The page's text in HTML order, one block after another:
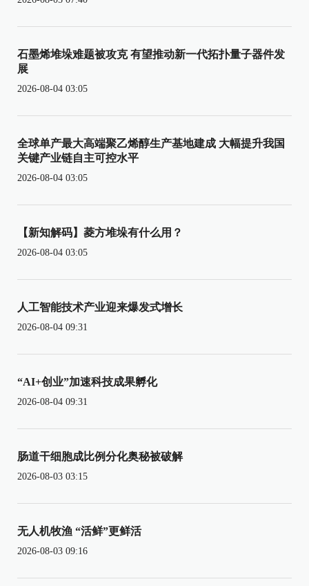
石墨烯堆垛难题被攻克 有望推动新一代拓扑量子器件发
展
2026-08-04 03:05
全球单产最大高端聚乙烯醇生产基地建成 大幅提升我国
关键产业链自主可控水平
2026-08-04 03:05
【新知解码】菱方堆垛有什么用？
2026-08-04 03:05
人工智能技术产业迎来爆发式增长
2026-08-04 09:31
“AI+创业”加速科技成果孵化
2026-08-04 09:31
肠道干细胞成比例分化奥秘被破解
2026-08-03 03:15
无人机牧渔 “活鲜”更鲜活
2026-08-03 09:16